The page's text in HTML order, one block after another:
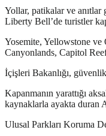
Yollar, patikalar ve anıtlar
Liberty Bell’de turistler
Yosemite, Yellowstone ve
Canyonlands, Capitol
İçişleri Bakanlığı,
Kapanmanın yarattığı
kaynaklarla ayakta duran
Ulusal Parkları Koruma